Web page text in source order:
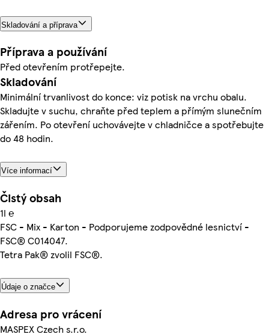
Skladování a příprava
Příprava a používání
Před otevřením protřepejte.
Skladování
Minimální trvanlivost do konce: viz potisk na vrchu obalu.
Skladujte v suchu, chraňte před teplem a přímým slunečním
zářením. Po otevření uchovávejte v chladničce a spotřebujte
do 48 hodin.
Více informací
Čistý obsah
1l ℮
FSC - Mix - Karton - Podporujeme zodpovědné lesnictví -
FSC® C014047.
Tetra Pak® zvolil FSC®.
Údaje o značce
Adresa pro vrácení
MASPEX Czech s.r.o.